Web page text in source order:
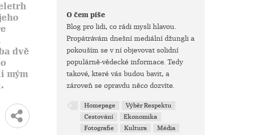
dvě
mým
O čem píše
Blog pro lidi, co rádi myslí hlavou.
Propátrávám dnešní mediální džungli a
pokouším se v ní objevovat solidní
populárně-vědecké informace. Tedy
takové, které vás budou bavit, a
zároveň se opravdu něco dozvíte.
Homepage
Výběr Respektu
Cestování
Ekonomika
Fotografie
Kultura
Média